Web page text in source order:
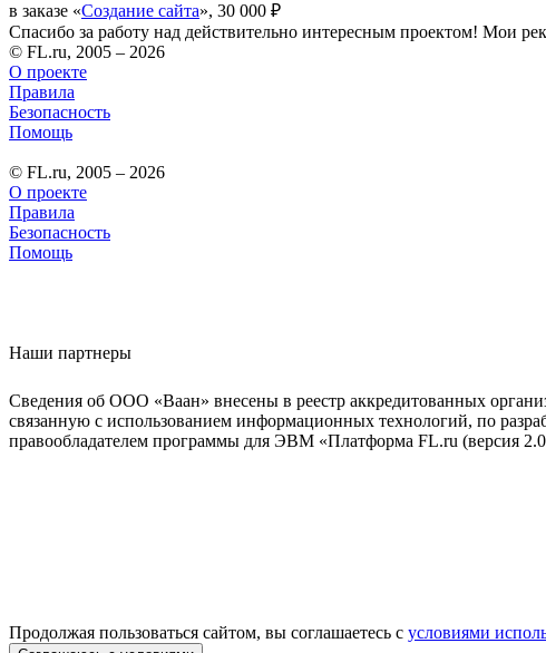
в заказе «Создание сайта», 30 000 ₽
Спасибо за работу над действительно интересным проектом! Мои
© FL.ru, 2005 – 2026
О проекте
Правила
Безопасность
Помощь
© FL.ru, 2005 – 2026
О проекте
Правила
Безопасность
Помощь
Наши партнеры
Сведения об ООО «Ваан» внесены в реестр аккредитованных
связанную с использованием информационных технологий, по
правообладателем программы для ЭВМ «Платформа FL.ru (версия
Продолжая пользоваться сайтом, вы соглашаетесь с условиями